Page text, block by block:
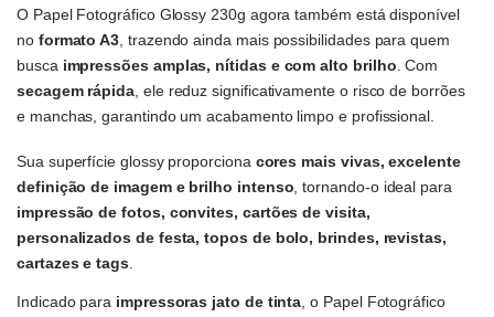
O Papel Fotográfico Glossy 230g agora também está disponível
no formato A3 , trazendo ainda mais possibilidades para quem
busca impressões amplas, nítidas e com alto brilho
secagem rápida , ele reduz significativamente o risco de borrões
e manchas, garantindo um acabamento limpo e profissional.
Sua superfície glossy proporciona cores mais vivas, excelente
definição de imagem e brilho intenso
impressão de fotos, convites, cartões de visita,
personalizados de festa, topos de bolo, brindes, revistas,
cartazes e tags.
Indicado para impressoras jato de tinta , o Papel Fotográfico